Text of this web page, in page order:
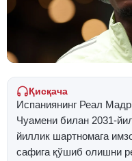
Қисқача
Испаниянинг Реал
Чуамени билан 2031-
йиллик шартномага
сафига қўшиб олишни